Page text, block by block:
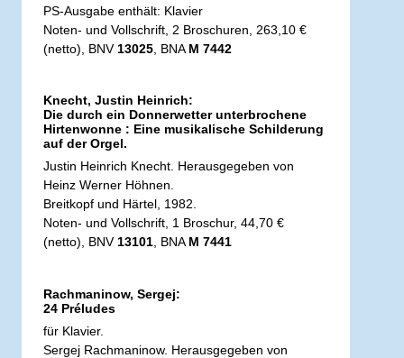
PS-Ausgabe enthält: Klavier
Noten- und Vollschrift, 2 Broschuren, 263,10 €
(netto), BNV 13025 , BNA M 7442
Knecht, Justin Heinrich:
Die durch ein Donnerwetter unterbrochene
Hirtenwonne : Eine musikalische Schilderung
auf der Orgel.
Justin Heinrich Knecht. Herausgegeben von
Heinz Werner Höhnen.
Breitkopf und Härtel, 1982.
Noten- und Vollschrift, 1 Broschur, 44,70 €
(netto), BNV13101, BNAM 7441
Rachmaninow, Sergej:
24 Préludes
für Klavier.
Sergej Rachmaninow. Herausgegeben von